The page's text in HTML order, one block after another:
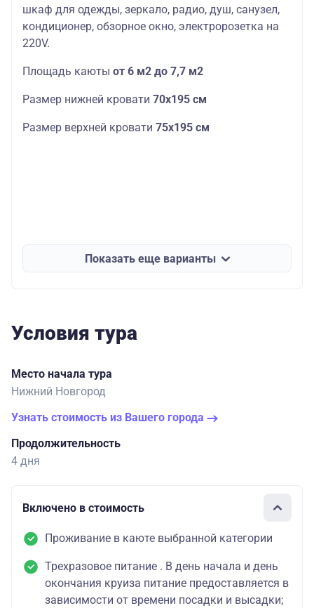
шкаф для одежды, зеркало, радио, душ, санузел,
кондиционер, обзорное окно, электророзетка на
220V.
Площадь каюты от 6 м2 до 7,7 м2
Размер нижней кровати 70х195 см
Размер верхней кровати 75х195 см
Показать еще варианты
Условия тура
Место начала тура
Нижний Новгород
Узнать стоимость из Вашего города
Продолжительность
4 дня
Включено в стоимость
Проживание в каюте выбранной категории
Трехразовое питание . В день начала и день
окончания круиза питание предоставляется в
зависимости от времени посадки и высадки;